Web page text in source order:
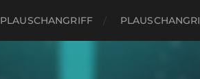
PLAUSCHANGRIFF